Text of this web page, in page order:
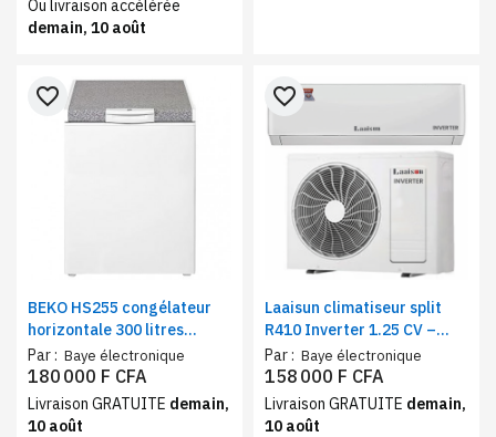
Ou livraison accélérée
demain, 10 août
BEKO HS255 congélateur
horizontale 300 litres
classe UN
Par : Baye électronique
favorite_border
180 000 F CFA
Livraison GRATUITE demain,
10 août
Laaisun climatiseur split
R410 Inverter 1.25 CV –
9000 BTU, Blanc – A+++
Par : Baye électronique
favorite_border
158 000 F CFA
Livraison GRATUITE demain,
10 août